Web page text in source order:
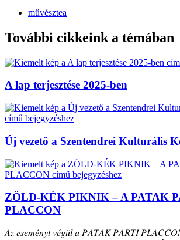
művésztea
További cikkeink a témában
A lap terjesztése 2025-ben
Új vezető a Szentendrei Kulturális
ZÖLD-KÉK PIKNIK – A PATAK
PLACCON
𝐴𝑧 𝑒𝑠𝑒𝑚𝑒́𝑛𝑦𝑡 𝑣𝑒́𝑔𝑢̈𝑙 𝑎 𝑃𝐴𝑇𝐴𝐾 𝑃𝐴𝑅𝑇𝐼